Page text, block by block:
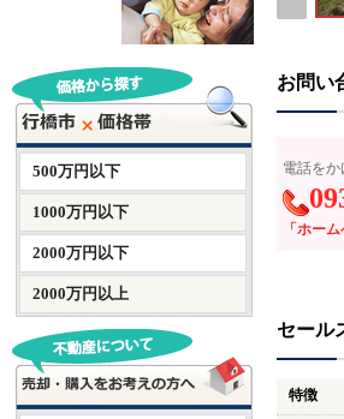
お問い
電話をか
「ホー
セール
特徴
500万円以下
1000万円以下
2000万円以下
2000万円以上